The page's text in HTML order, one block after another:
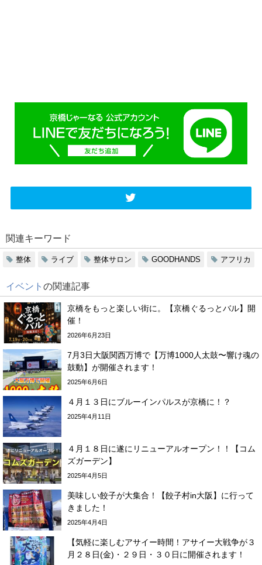
関連キーワード
整体 ライブ 整体サロン GOODHANDS アフリカ
イベント の関連記事
京橋をもっと楽しい街に。【京橋ぐるっとバル】開
催！
2026年6月23日
7月3日大阪関西万博で【万博1000人太鼓〜響け魂の
鼓動】が開催されます！
2025年6月6日
４月１３日にブルーインパルスが京橋に！？
2025年4月11日
４月１８日に遂にリニューアルオープン！！【コム
ズガーデン】
2025年4月5日
美味しい餃子が大集合！【餃子村in大阪】に行って
きました！
2025年4月4日
【気軽に楽しむアサイー時間！アサイー大戦争が３
月２８日(金)・２９日・３０日に開催されます！